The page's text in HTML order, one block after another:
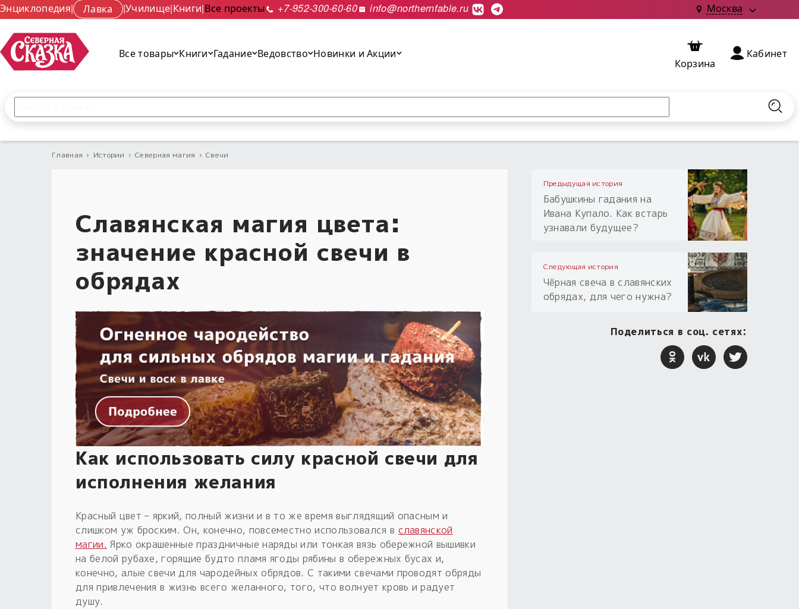
Энциклопедия| Лавка |Училище|Книги|Все проекты +7-952-300-60-60 info@northernfable.ru Москва
Все товары Книги Гадание Ведовство Новинки и Акции
Корзина
Кабинет
Главная › Истории › Северная магия › Свечи
Славянская магия цвета:
значение красной свечи в
обрядах
Как использовать силу красной свечи для
исполнения желания
Красный цвет – яркий, полный жизни и в то же время выглядящий опасным и
слишком уж броским. Он, конечно, повсеместно использовался в славянской
магии. Ярко окрашенные праздничные наряды или тонкая вязь обережной вышивки
на белой рубахе, горящие будто пламя ягоды рябины в обережных бусах и,
конечно, алые свечи для чародейных обрядов. С такими свечами проводят обряды
для привлечения в жизнь всего желанного, того, что волнует кровь и радует
душу.
Предыдущая история
Бабушкины гадания на
Ивана Купало. Как встарь
узнавали будущее?
Следующая история
Чёрная свеча в славянских
обрядах, для чего нужна?
Поделиться в соц. сетях: